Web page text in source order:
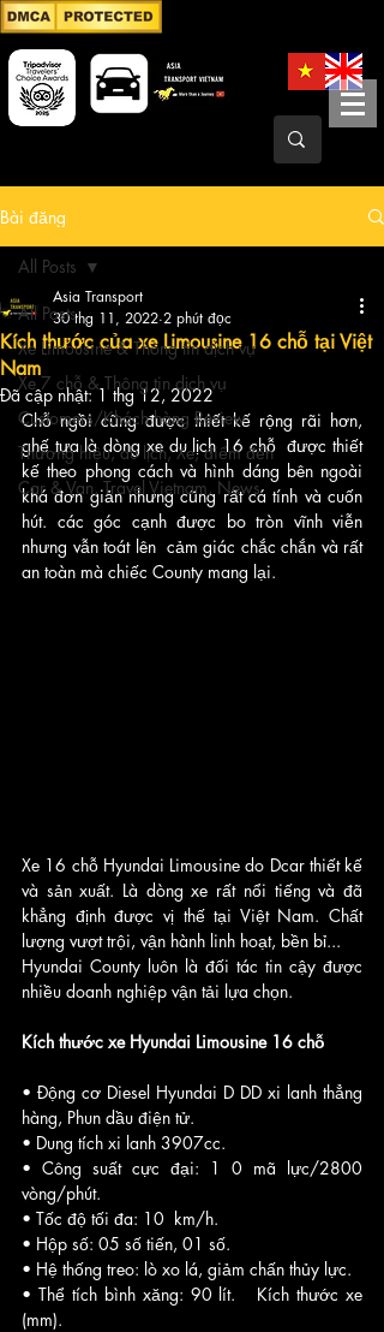
Bài đăng
All Posts
Xe Limousine & Thông tin dịch vụ
Xe 7 chỗ & Thông tin dịch vụ
Customers/Khách hàng Review
Thương hiệu, du lịch, Xe, điểm đến
Car & Van, Travel Vietnam, News
All Posts
Kích thước của xe Limousine 16 chỗ tại Việt
Nam
Asia Transport
30 thg 11, 2022 2 phút đọc
Đã cập nhật:1 thg 12, 2022
Chỗ ngồi cũng được thiết kế rộng rãi hơn,
ghế tựa là dòng xe du lịch 16 chỗ  được thiết
kế theo phong cách và hình dáng bên ngoài
khá đơn giản nhưng cũng rất cá tính và cuốn
hút. các góc cạnh được bo tròn vĩnh viễn
nhưng vẫn toát lên  cảm giác chắc chắn và rất
an toàn mà chiếc County mang lại.
Xe 16 chỗ Hyundai Limousine do Dcar thiết kế
và sản xuất. Là dòng xe rất nổi tiếng và đã
khẳng định được vị thế tại Việt Nam. Chất
lượng vượt trội, vận hành linh hoạt, bền bỉ...
Hyundai County luôn là đối tác tin cậy được
nhiều doanh nghiệp vận tải lựa chọn.
Kích thước xe Hyundai Limousine 16 chỗ
• Động cơ Diesel Hyundai D DD xi lanh thẳng
hàng, Phun dầu điện tử.
• Dung tích xi lanh 3907cc.
• Công suất cực đại: 1 0 mã lực/2800
vòng/phút.
• Tốc độ tối đa: 10  km/h.
• Hộp số: 05 số tiến, 01 số.
• Thể tích bình xăng: 90 lít.   Kích thước xe
(mm).